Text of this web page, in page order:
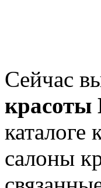
Сейчас
красоты
каталоге
салоны